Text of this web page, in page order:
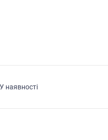
У наявностi